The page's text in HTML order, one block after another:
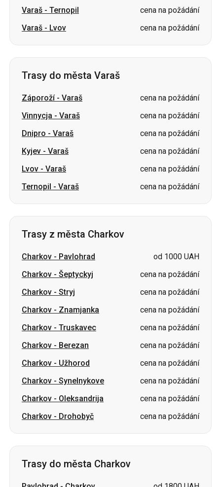
Trasy do města Varaš
Záporoží-Varaš
cena na požádání
Dnipro -Varaš
Kyjev-Varaš
cena na požádání
Lvov-Varaš
cena na požádání
Ternopil-Varaš cena na požádání
Trasy z města Charkov
Charkov-Pavlohrad
od 1000 UAH
Charkov-Stryj
Charkov-Znamjanka
cena na požádání
Charkov-Truskavec
cena na požádání
Charkov-Berezan
cena na požádání
Charkov-Užhorod
cena na požádání
Charkov-Synelnykove
cena na požádání
Charkov-Oleksandrija
cena na požádání
Charkov-Drohobyč cena na požádání
Trasy do města Charkov
Pavlohrad-Charkov
od 1800 UAH
Dubno -Charkov